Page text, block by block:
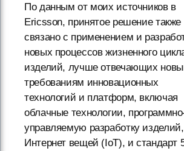
По данным от моих источников в
Ericsson, принятое решение также
связано с применением и
новых процессов жизненного
изделий, лучше отвечающих
требованиям инновационных
технологий и платформ, включая
облачные технологии,
управляемую разработку изделий,
Интернет вещей (IoT), и стандарт